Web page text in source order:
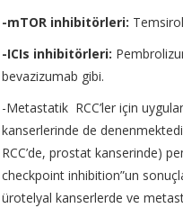
-mTOR inhibitörleri:
-ICIs inhibitörleri:
bevazizumab gibi.
-Metastatik RCC’ler için
kanserlerinde de
RCC’de, prostat kanserinde)
checkpoint inhibition”un
ürotelyal kanserlerde ve